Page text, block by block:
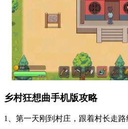
乡村狂想曲手机版攻略
1、第一天刚到村庄，跟着村长走路